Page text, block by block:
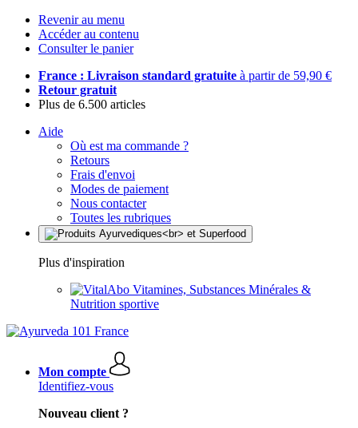
Revenir au menu
Accéder au contenu
Consulter le panier
France : Livraison standard gratuite à partir de 59,90 €
Retour gratuit
Plus de 6.500 articles
Aide
Où est ma commande ?
Retours
Frais d'envoi
Modes de paiement
Nous contacter
Toutes les rubriques
Plus d'inspiration
Vitamines, Substances Minérales &
Nutrition sportive
Mon compte
Identifiez-vous
Nouveau client ?